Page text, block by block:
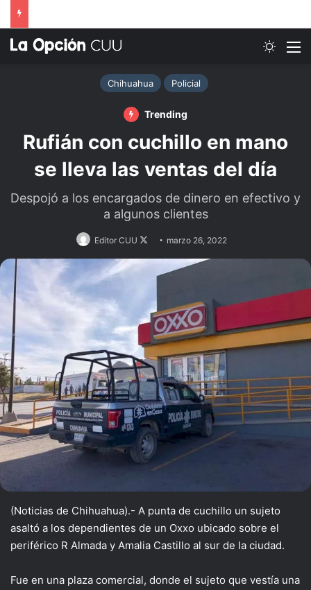
Chihuahua Policial
Trending
Rufián con cuchillo en mano
se lleva las ventas del día
Despojó a los encargados de dinero en efectivo y
a algunos clientes
Editor CUU
Follow
on
marzo 26, 2022
(Noticias de Chihuahua).- A punta de cuchillo un sujeto
asaltó a los dependientes de un Oxxo ubicado sobre el
periférico R Almada y Amalia Castillo al sur de la ciudad.
Fue en una plaza comercial, donde el sujeto que vestía una